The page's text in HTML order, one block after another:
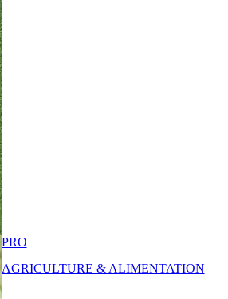
PRO
AGRICULTURE & ALIMENTATION